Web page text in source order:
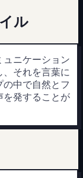
ル
ュニケーション
それを言葉に
の中で自然とフ
を発することが